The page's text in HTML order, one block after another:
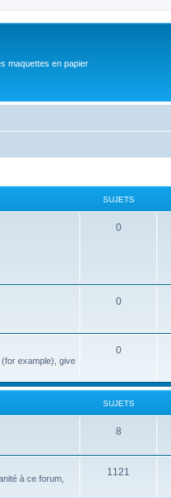
maquettes en papier
SUJETS
0
0
(for example), give
0
SUJETS
8
à ce forum,
1121